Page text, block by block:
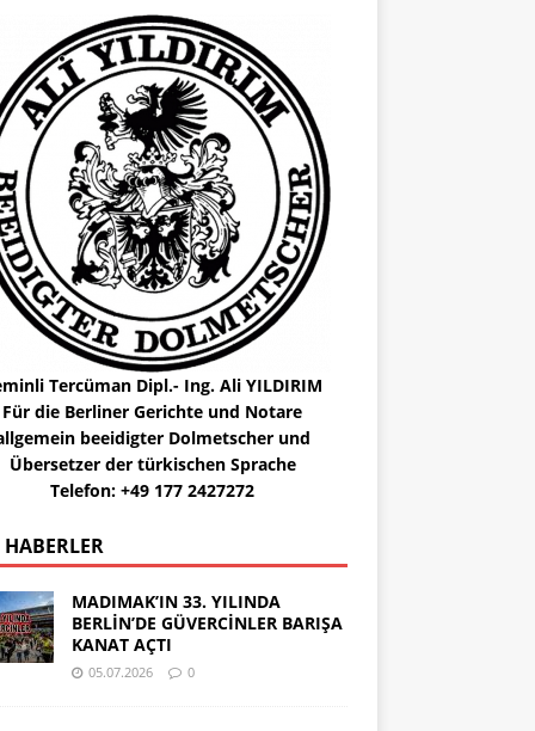
Tercüman Dipl.- Ing. Ali YILDIRIM
Für die Berliner Gerichte und Notare
beeidigter Dolmetscher und
Übersetzer der türkischen Sprache
Telefon: +49 177 2427272
MADIMAK’IN 33. YILINDA
BERLİN’DE GÜVERCİNLER BARIŞA
KANAT AÇTI
05.07.2026 0